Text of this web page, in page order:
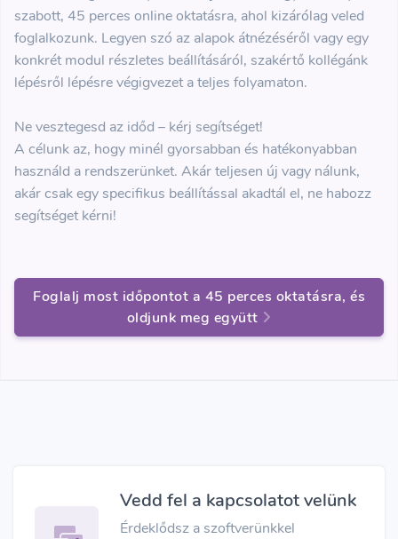
szabott, 45 perces online oktatásra, ahol kizárólag veled
foglalkozunk. Legyen szó az alapok átnézéséről vagy egy
konkrét modul részletes beállításáról, szakértő kollégánk
lépésről lépésre végigvezet a teljes folyamaton.
Ne vesztegesd az időd – kérj segítséget!
A célunk az, hogy minél gyorsabban és hatékonyabban
használd a rendszerünket. Akár teljesen új vagy nálunk,
akár csak egy specifikus beállítással akadtál el, ne habozz
segítséget kérni!
Foglalj most időpontot a 45 perces oktatásra, és
oldjunk meg együtt
Vedd fel a kapcsolatot velünk
Érdeklődsz a szoftverünkkel